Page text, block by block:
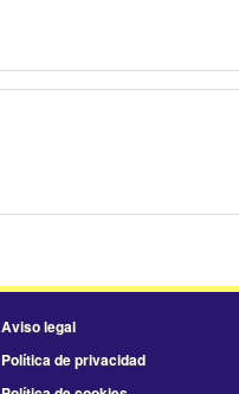
Aviso legal
Política de privacidad